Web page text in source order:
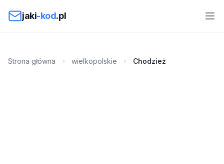
jaki-kod.pl
Strona główna wielkopolskie Chodzież